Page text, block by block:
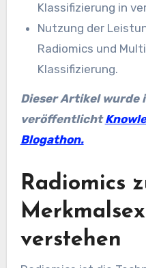
Klassifizierung in
Nutzung der
Radiomics und
Klassifizierung.
Dieser Artikel wurde
veröffentlicht
Blogathon.
Radiomics
verstehen